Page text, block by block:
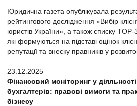
Юридична газета опублікувала
рейтингового дослідження «Вибір
юристів України», а також списку TOP-
які формуються на підставі оцінок
репутації та внеску правників у
23.12.2025
Фінансовий моніторинг у
бухгалтерів: правові вимоги та
бізнесу